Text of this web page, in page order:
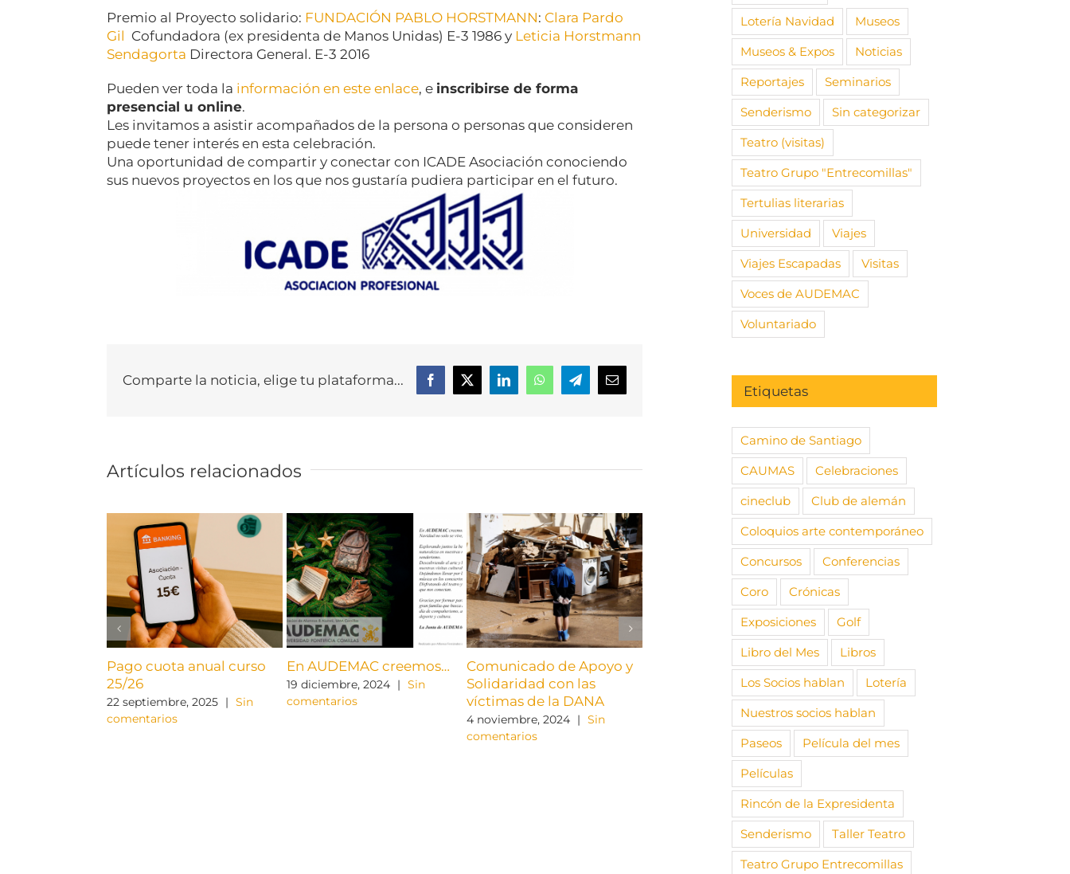
Premio al Proyecto solidario: FUNDACIÓN PABLO HORSTMANN: Clara Pardo
Gil Cofundadora (ex presidenta de Manos Unidas) E-3 1986 y Leticia Horstmann
Sendagorta Directora General. E-3 2016
Pueden ver toda la información en este enlace, e inscribirse de forma
presencial u online.
Les invitamos a asistir acompañados de la persona o personas que consideren
puede tener interés en esta celebración.
Una oportunidad de compartir y conectar con ICADE Asociación conociendo
sus nuevos proyectos en los que nos gustaría pudiera participar en el futuro.
Comparte la noticia, elige tu plataforma... Facebook
X LinkedInWhatsAppTelegramCorreo
electrónico
Artículos relacionados
Pago cuota anual curso
25/26
22 septiembre, 2025 | Sin
comentarios
En AUDEMAC creemos…
19 diciembre, 2024 | Sin
comentarios
Comunicado de Apoyo y
Solidaridad con las
víctimas de la DANA
4 noviembre, 2024 | Sin
comentarios
¿Tomamos un rioja con
Conchita Mira?
Sin
Coloquios sobre Arte
Contemporáneo con
DAVID LANAU
13 noviembre, 2023
comentarios
Lotería Navidad
Museos
Museos & Expos
Noticias
Reportajes
Seminarios
Senderismo
Sin categorizar
Teatro (visitas)
Teatro Grupo "Entrecomillas"
Tertulias literarias
Universidad
Viajes
Viajes Escapadas
Visitas
Voces de AUDEMAC
Voluntariado
Etiquetas
Camino de Santiago
CAUMAS
Celebraciones
cineclub
Club de alemán
Coloquios arte contemporáneo
Concursos
Conferencias
Coro
Crónicas
Exposiciones
Golf
Libro del Mes
Libros
Los Socios hablan
Lotería
Nuestros socios hablan
Paseos
Película del mes
Películas
Rincón de la Expresidenta
Senderismo
Taller Teatro
Teatro Grupo Entrecomillas